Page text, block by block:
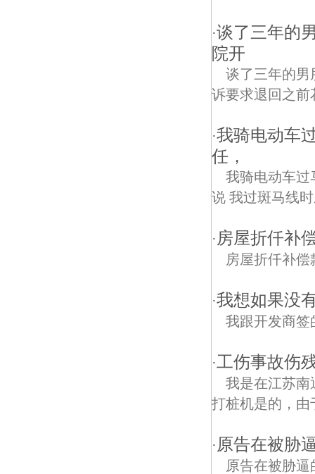
·谈了三年的
院开
谈了三年的男
诉要求退回之前
·我骑电动车
任，
我骑电动车过
说 我过斑马线
· 房屋折仟补
房屋折仟补偿
·我想如果没
我跟开发商签
·工伤事故伤
我是在江苏南
打桩机是的，由
· 原告在被胁
原告在被胁